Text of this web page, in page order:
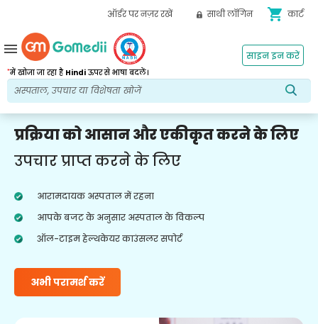
ऑर्डर पर नज़र रखें साथी लॉगिन shopping_cart कार्ट
*में खोजा जा रहा है Hindiऊपर से भाषा बदलें।
साइन इन करें
menu
प्रक्रिया को आसान और एकीकृत करने के लिए
उपचार प्राप्त करने के लिए
आरामदायक अस्पताल में रहना
आपके बजट के अनुसार अस्पताल के विकल्प
ऑल-टाइम हेल्थकेयर काउंसलर सपोर्ट
अभी परामर्श करें